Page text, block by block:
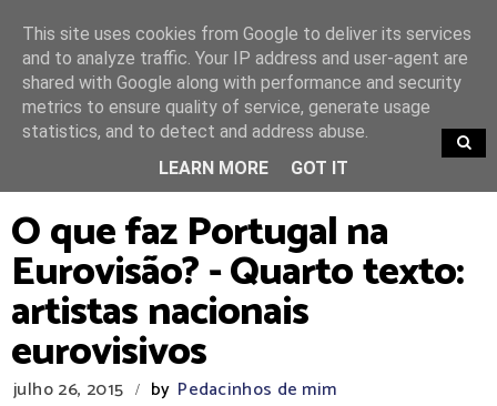
TRENDING
O que faz Portugal na
Eurovisão? - Quarto texto:
artistas nacionais
eurovisivos
julho 26, 2015 / by Pedacinhos de mim
This site uses cookies from Google to deliver its services
and to analyze traffic. Your IP address and user-agent are
shared with Google along with performance and security
metrics to ensure quality of service, generate usage
statistics, and to detect and address abuse.
LEARN MORE
GOT IT